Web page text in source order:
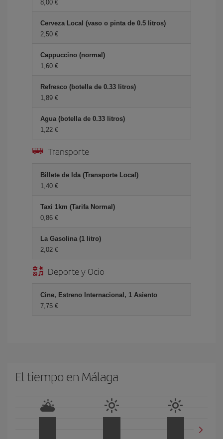
8,00 €
Cerveza Local (vaso o pinta de 0.5 litros)
2,50 €
Cappuccino (normal)
1,60 €
Refresco (botella de 0.33 litros)
1,89 €
Agua (botella de 0.33 litros)
1,22 €
Transporte
Billete de Ida (Transporte Local)
1,40 €
Taxi 1km (Tarifa Normal)
0,86 €
La Gasolina (1 litro)
2,02 €
Deporte y Ocio
Cine, Estreno Internacional, 1 Asiento
7,75 €
El tiempo en Málaga